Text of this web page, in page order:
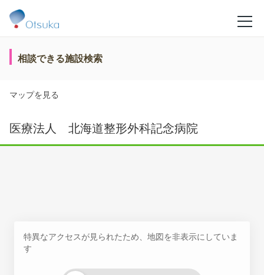
相談できる施設検索
マップを見る
医療法人 北海道整形外科記念病院
特異なアクセスが見られたため、地図を非表示にしていま
す